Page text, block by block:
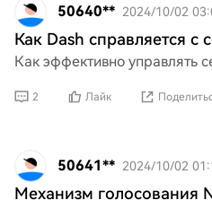
50640** 2024/10/02
Как Dash справляется с
Как эффективно управлять
2 Лайк
50641** 2024/10/02
Механизм голосования